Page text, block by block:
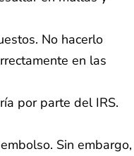
No hacerlo
en las
por parte del IRS.
Sin embargo,